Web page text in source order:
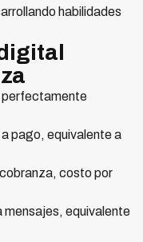
habilidades
perfectamente
pago, equivalente a
costo por
mensajes, equivalente